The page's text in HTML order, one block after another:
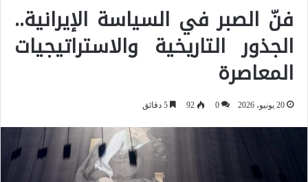
فنّ الصبر في السياسة الإيرانية..
الجذور التاريخية والاستراتيجيات
المعاصرة
20 يونيو، 2026 0
92